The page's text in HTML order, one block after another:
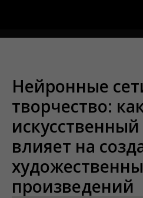
Нейронные
творчество:
влияет на
произведений